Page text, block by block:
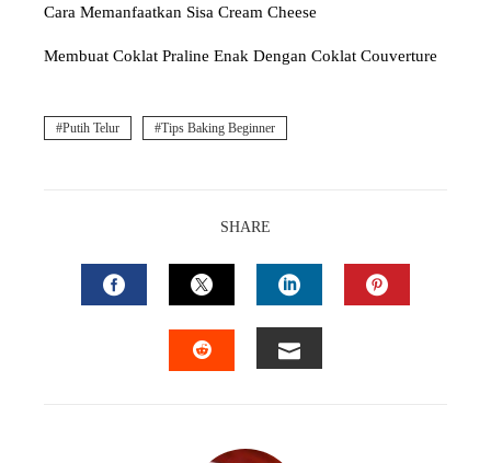
Cara Memanfaatkan Sisa Cream Cheese
Membuat Coklat Praline Enak Dengan Coklat Couverture
Putih Telur Tips Baking Beginner
SHARE
FACEBOOKTWITTERLINKEDIN